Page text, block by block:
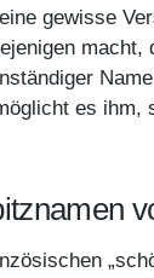
gewisse
es